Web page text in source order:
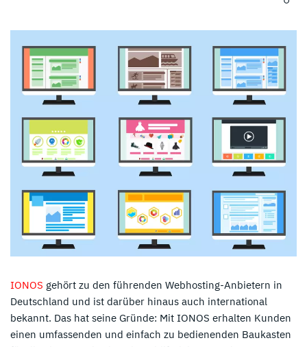
IONOS gehört zu den führenden Webhosting-Anbietern in
Deutschland und ist darüber hinaus auch international
bekannt. Das hat seine Gründe: Mit IONOS erhalten Kunden
einen umfassenden und einfach zu bedienenden Baukasten